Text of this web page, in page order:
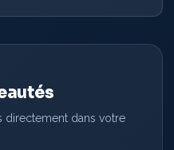
directement dans votre